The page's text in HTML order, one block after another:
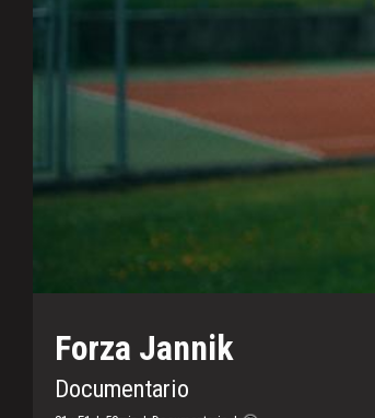
Forza Jannik
Documentario